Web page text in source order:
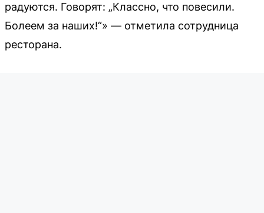
радуются. Говорят: „Классно, что повесили.
Болеем за наших!“» — отметила сотрудница
ресторана.